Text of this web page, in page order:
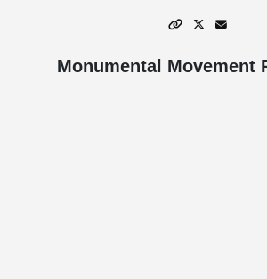
Monumental Movement